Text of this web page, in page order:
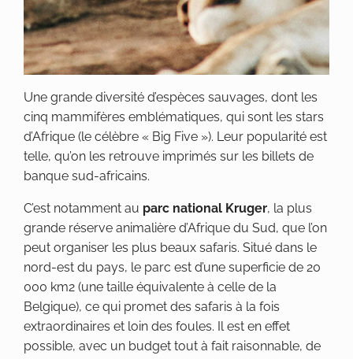
Une grande diversité d’espèces sauvages, dont les
cinq mammifères emblématiques, qui sont les stars
d’Afrique (le célèbre « Big Five »). Leur popularité est
telle, qu’on les retrouve imprimés sur les billets de
banque sud-africains.
C’est notamment au parc national Kruger, la plus
grande réserve animalière d’Afrique du Sud, que l’on
peut organiser les plus beaux safaris. Situé dans le
nord-est du pays, le parc est d’une superficie de 20
000 km2 (une taille équivalente à celle de la
Belgique), ce qui promet des safaris à la fois
extraordinaires et loin des foules. Il est en effet
possible, avec un budget tout à fait raisonnable, de